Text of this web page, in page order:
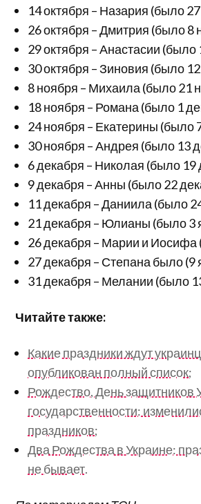
14 октября – Назария (было
26 октября – Дмитрия (было 8
29 октября – Анастасии (было
30 октября – Зиновия (было
8 ноября – Михаила (было 21
18 ноября – Романа (было 1
24 ноября – Екатерины (было
30 ноября – Андрея (было 13
6 декабря – Николая (было 19
9 декабря – Анны (было 22
11 декабря – Даниила (было
21 декабря – Юлианы (было 3
26 декабря – Марии и Иосифа
27 декабря – Степана было (9
31 декабря – Мелании (было
Читайте также:
Какие праздники ждут
опубликован полный список;
Рождество, День защитников
государственности:
праздников;
Два Рождества в Украине:
не бывает.